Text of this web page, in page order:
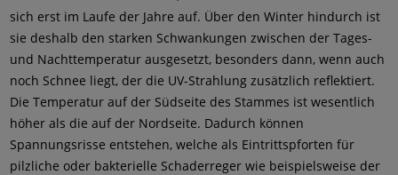
sich erst im Laufe der Jahre auf. Über den Winter hindurch ist
sie deshalb den starken Schwankungen zwischen der Tages-
und Nachttemperatur ausgesetzt, besonders dann, wenn auch
noch Schnee liegt, der die UV-Strahlung zusätzlich reflektiert.
Die Temperatur auf der Südseite des Stammes ist wesentlich
höher als die auf der Nordseite. Dadurch können
Spannungsrisse entstehen, welche als Eintrittspforten für
pilzliche oder bakterielle Schaderreger wie beispielsweise der